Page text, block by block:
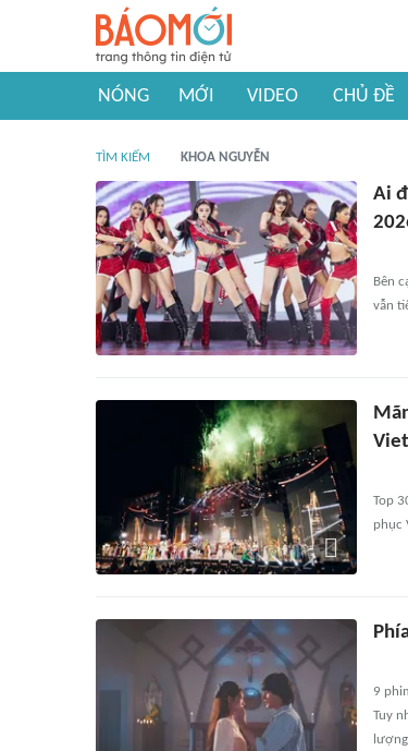
NÓNG MỚI VIDEO CHỦ ĐỀ
TÌM KIẾM KHOA NGUYỄN
Ai
Bên
vẫn
Top
phục
9
Tuy